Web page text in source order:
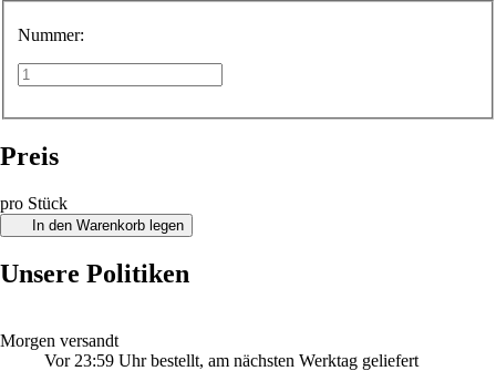
Nummer:
Preis
pro Stück
In den Warenkorb legen
Unsere Politiken
Morgen versandt
Vor 23:59 Uhr bestellt, am nächsten Werktag geliefert